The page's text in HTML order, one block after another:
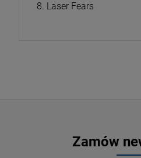
8. Laser Fears
Zamów